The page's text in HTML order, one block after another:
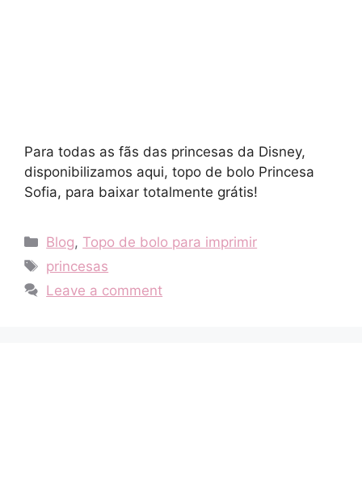
Para todas as fãs das princesas da Disney,
disponibilizamos aqui, topo de bolo Princesa
Sofia, para baixar totalmente grátis!
Categories
Blog, Topo de bolo para imprimir
Tags
princesas
Leave a comment